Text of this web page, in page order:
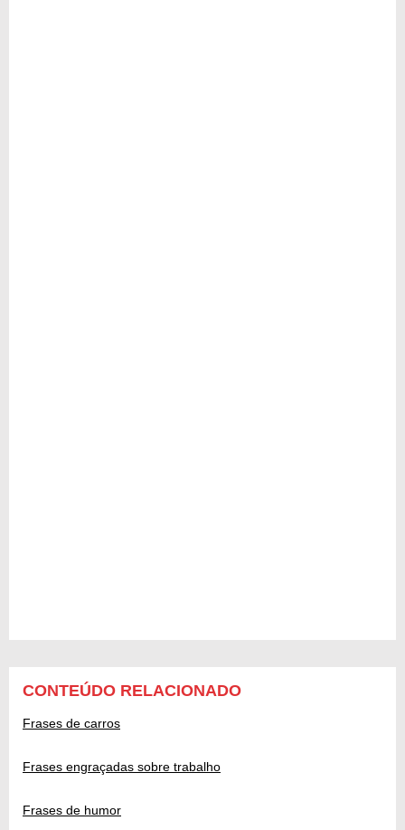
CONTEÚDO RELACIONADO
Frases de carros
Frases engraçadas sobre trabalho
Frases de humor